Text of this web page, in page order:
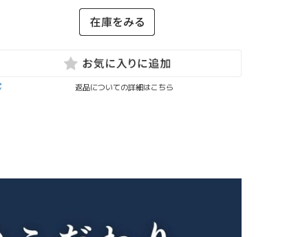
返品についての詳細はこちら